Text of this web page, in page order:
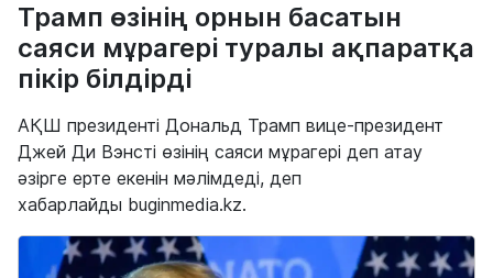
Трамп өзінің орнын басатын
саяси мұрагері туралы ақпаратқа
пікір білдірді
АҚШ президенті Дональд Трамп вице-президент
Джей Ди Вэнсті өзінің саяси мұрагері деп атау
әзірге ерте екенін мәлімдеді, деп
хабарлайды buginmedia.kz.